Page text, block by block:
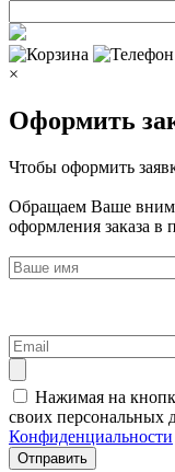
×
Оформить
Чтобы оформить
Обращаем Ваше
оформления заказа в
Нажимая на
своих персональных
Конфиденциальности
Отправить